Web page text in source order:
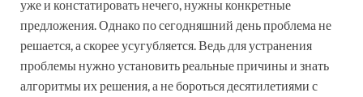
уже и констатировать нечего, нужны конкретные
предложения. Однако по сегодняшний день проблема не
решается, а скорее усугубляется. Ведь для устранения
проблемы нужно установить реальные причины и знать
алгоритмы их решения, а не бороться десятилетиями с